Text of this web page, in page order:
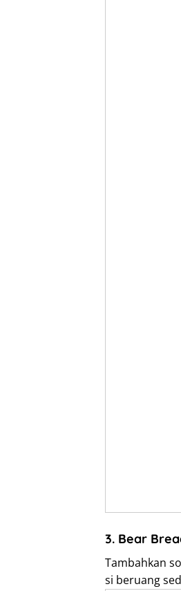
3. Bear
Tambahkan
si beruang